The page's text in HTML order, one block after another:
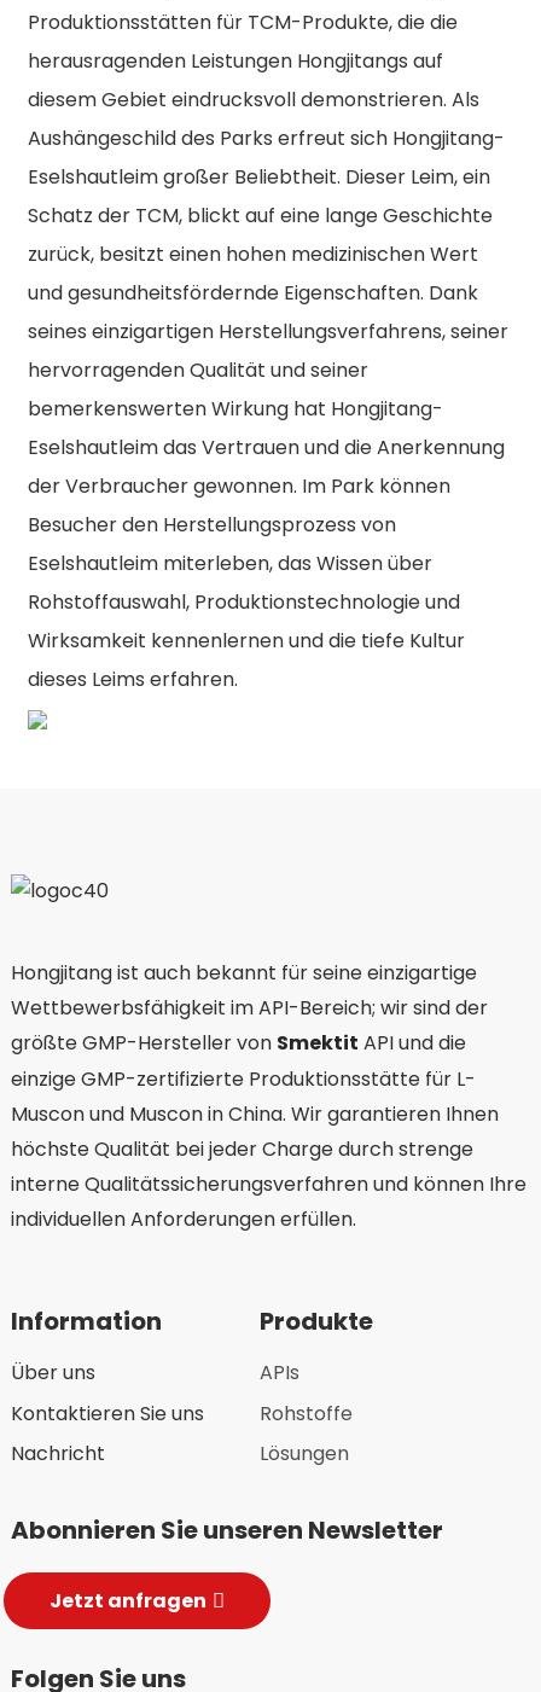
Produktionsstätten für TCM-Produkte, die die
herausragenden Leistungen Hongjitangs auf
diesem Gebiet eindrucksvoll demonstrieren. Als
Aushängeschild des Parks erfreut sich Hongjitang-
Eselshautleim großer Beliebtheit. Dieser Leim, ein
Schatz der TCM, blickt auf eine lange Geschichte
zurück, besitzt einen hohen medizinischen Wert
und gesundheitsfördernde Eigenschaften. Dank
seines einzigartigen Herstellungsverfahrens, seiner
hervorragenden Qualität und seiner
bemerkenswerten Wirkung hat Hongjitang-
Eselshautleim das Vertrauen und die Anerkennung
der Verbraucher gewonnen. Im Park können
Besucher den Herstellungsprozess von
Eselshautleim miterleben, das Wissen über
Rohstoffauswahl, Produktionstechnologie und
Wirksamkeit kennenlernen und die tiefe Kultur
dieses Leims erfahren.
Hongjitang ist auch bekannt für seine einzigartige
Wettbewerbsfähigkeit im API-Bereich; wir sind der
größte GMP-Hersteller von Smektit API und die
einzige GMP-zertifizierte Produktionsstätte für L-
Muscon und Muscon in China. Wir garantieren Ihnen
höchste Qualität bei jeder Charge durch strenge
interne Qualitätssicherungsverfahren und können Ihre
individuellen Anforderungen erfüllen.
Information
Über uns
Kontaktieren Sie uns
Nachricht
Produkte
APIs
Rohstoffe
Lösungen
Abonnieren Sie unseren Newsletter
Jetzt anfragen
Folgen Sie uns